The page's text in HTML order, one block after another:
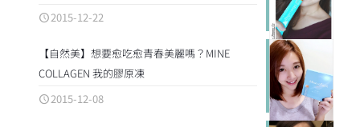
2015-12-22
【自然美】想要愈吃愈青春美麗嗎？MINE
COLLAGEN 我的膠原凍
2015-12-08